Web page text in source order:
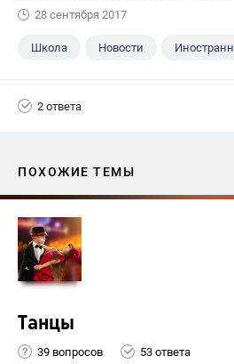
28 сентября 2017
Школа Новости
2 ответа
ПОХОЖИЕ ТЕМЫ
Танцы
39 вопросов 53 ответа